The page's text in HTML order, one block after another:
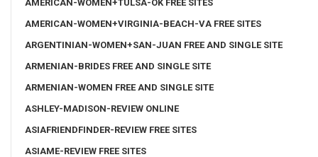
AMERICAN-WOMEN+TULSA-OK FREE SITES
AMERICAN-WOMEN+VIRGINIA-BEACH-VA FREE SITES
ARGENTINIAN-WOMEN+SAN-JUAN FREE AND SINGLE SITE
ARMENIAN-BRIDES FREE AND SINGLE SITE
ARMENIAN-WOMEN FREE AND SINGLE SITE
ASHLEY-MADISON-REVIEW ONLINE
ASIAFRIENDFINDER-REVIEW FREE SITES
ASIAME-REVIEW FREE SITES